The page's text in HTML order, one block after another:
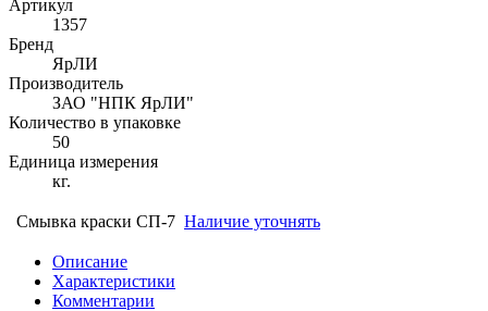
Артикул
1357
Бренд
ЯрЛИ
Производитель
ЗАО "НПК ЯрЛИ"
Количество в упаковке
50
Единица измерения
кг.
Смывка краски СП-7 Наличие уточнять
Описание
Характеристики
Комментарии